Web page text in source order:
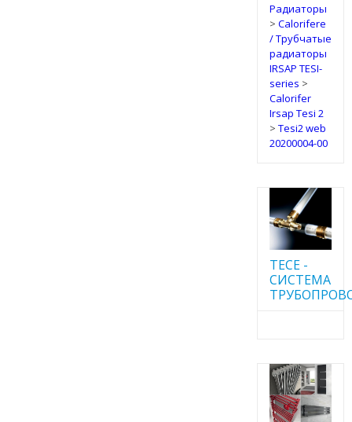
Радиаторы
> Calorifere
/ Трубчатые
радиаторы
IRSAP TESI-
series >
Calorifer
Irsap Tesi 2
> Tesi2 web
20200004-00
TECE -
CИСТЕМА